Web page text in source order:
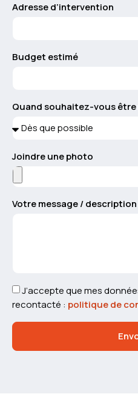
Adresse d’intervention
Budget estimé
Quand souhaitez-vous
Joindre une photo
Votre message /
J’accepte que mes
recontacté : politique de